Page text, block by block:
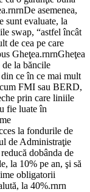
asemenea,
sunt evaluate, la
swap, “astfel încât
de cea pe care
Gheţea.rnrnGheţea
la băncile
ce în ce mai mult
FMI sau BERD,
prin care liniile
fie luate în
la fondurile de
de Administraţie
dobânda de
la 10% pe an, şi să
obligatorii
la 40%.rnrn